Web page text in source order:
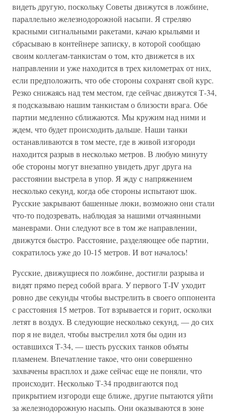
видеть другую, поскольку Советы движутся в ложбине,
параллельно железнодорожной насыпи. Я стреляю
красными сигнальными ракетами, качаю крыльями и
сбрасываю в контейнере записку, в которой сообщаю
своим коллегам-танкистам о том, кто движется в их
направлении и уже находится в трех километрах от них,
если предположить, что обе стороны сохранят свой курс.
Резко снижаясь над тем местом, где сейчас движутся Т-34,
я подсказываю нашим танкистам о близости врага. Обе
партии медленно сближаются. Мы кружим над ними и
ждем, что будет происходить дальше. Наши танки
останавливаются в том месте, где в живой изгороди
находится разрыв в несколько метров. В любую минуту
обе стороны могут внезапно увидеть друг друга на
расстоянии выстрела в упор. Я жду с напряжением
несколько секунд, когда обе стороны испытают шок.
Русские закрывают башенные люки, возможно они стали
что-то подозревать, наблюдая за нашими отчаянными
маневрами. Они следуют все в том же направлении,
движутся быстро. Расстояние, разделяющее обе партии,
сократилось уже до 10-15 метров. И вот началось!
Русские, движущиеся по ложбине, достигли разрыва и
видят прямо перед собой врага. У первого Т-IV уходит
ровно две секунды чтобы выстрелить в своего оппонента
с расстояния 15 метров. Тот взрывается и горит, осколки
летят в воздух. В следующие несколько секунд, — до сих
пор я не видел, чтобы выстрелил хотя бы один из
оставшихся Т-34, — шесть русских танков объяты
пламенем. Впечатление такое, что они совершенно
захвачены врасплох и даже сейчас еще не поняли, что
происходит. Несколько Т-34 продвигаются под
прикрытием изгороди еще ближе, другие пытаются уйти
за железнодорожную насыпь. Они оказываются в зоне